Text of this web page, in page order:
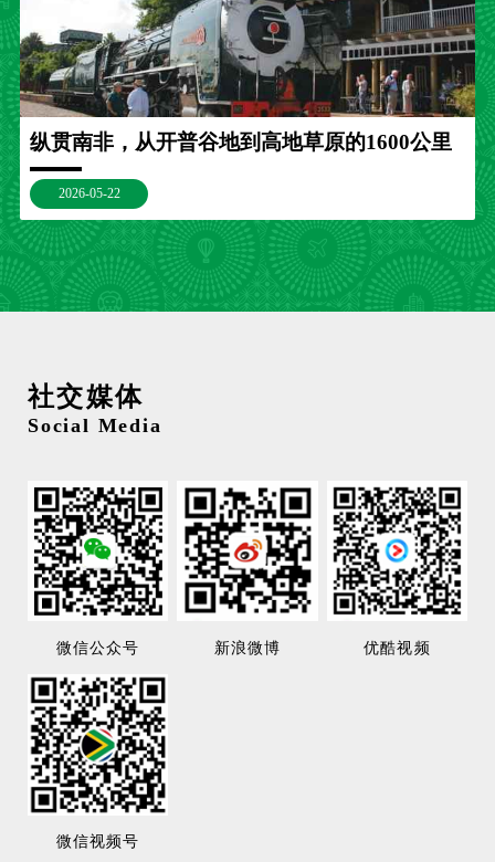
纵贯南非，从开普谷地到高地草原的1600公里
2026-05-22
社交媒体
Social Media
微信公众号 新浪微博 优酷视频
微信视频号